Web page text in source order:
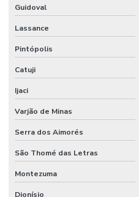
Guidoval
Lassance
Pintópolis
Catuji
Ijaci
Varjão de Minas
Serra dos Aimorés
São Thomé das Letras
Montezuma
Dionísio